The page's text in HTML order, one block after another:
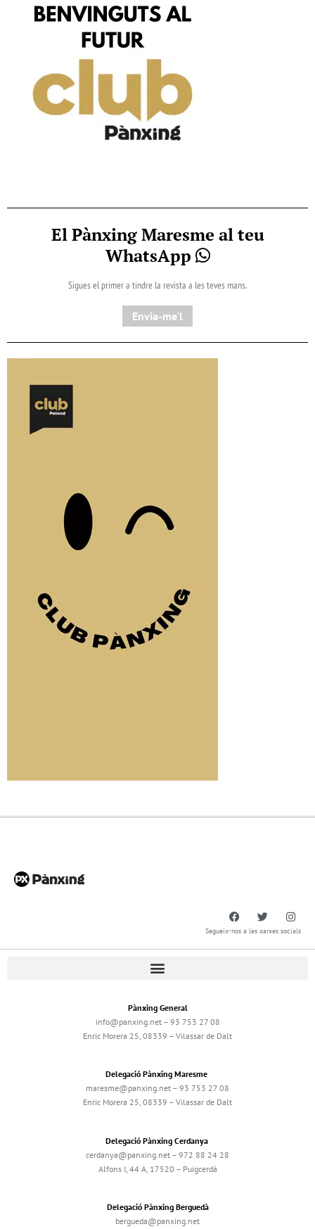
El Pànxing Maresme al teu
WhatsApp
Sigues el primer a tindre la revista a les teves mans.
Envia-me'l
Segueix-nos a les xarxes socials
Pànxing General
info@panxing.net – 93 753 27 08
Enric Morera 25, 08339 – Vilassar de Dalt
Delegació Pànxing Maresme
maresme@panxing.net – 93 753 27 08
Enric Morera 25, 08339 – Vilassar de Dalt
Delegació Pànxing Cerdanya
cerdanya@panxing.net – 972 88 24 28
Alfons I, 44 A, 17520 – Puigcerdà
Delegació Pànxing Berguedà
bergueda@panxing.net